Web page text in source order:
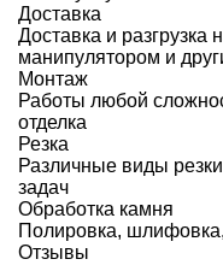
Доставка
Доставка и
манипулятором и
Монтаж
Работы любой
отделка
Резка
Различные виды
задач
Обработка камня
Полировка,
Отзывы